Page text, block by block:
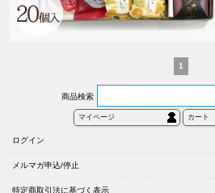
1
商品検索
マイページ カート
ログイン
メルマガ申込/停止
特定商取引法に基づく表示